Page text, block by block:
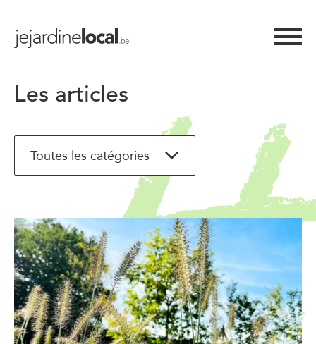
Les articles
Toutes les catégories
Toutes les catégories
Arbres, fleurs et plantes
Conseils, trucs et astuces
Créations